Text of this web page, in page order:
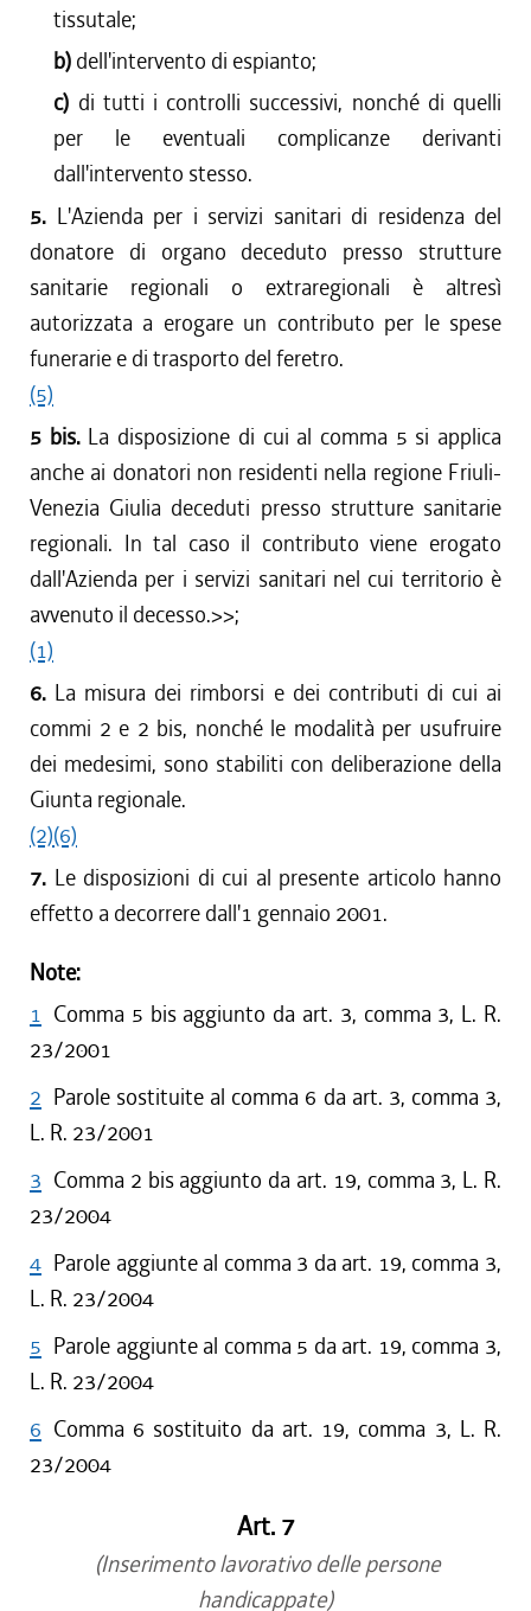
tissutale;
b) dell'intervento di espianto;
c) di tutti i controlli successivi, nonché di quelli
per le eventuali complicanze derivanti
dall'intervento stesso.
5. L'Azienda per i servizi sanitari di residenza del
donatore di organo deceduto presso strutture
sanitarie regionali o extraregionali è altresì
autorizzata a erogare un contributo per le spese
funerarie e di trasporto del feretro.
(5)
5 bis. La disposizione di cui al comma 5 si applica
anche ai donatori non residenti nella regione Friuli-
Venezia Giulia deceduti presso strutture sanitarie
regionali. In tal caso il contributo viene erogato
dall'Azienda per i servizi sanitari nel cui territorio è
avvenuto il decesso.>>;
(1)
6. La misura dei rimborsi e dei contributi di cui ai
commi 2 e 2 bis, nonché le modalità per usufruire
dei medesimi, sono stabiliti con deliberazione della
Giunta regionale.
(2)(6)
7. Le disposizioni di cui al presente articolo hanno
effetto a decorrere dall'1 gennaio 2001.
Note:
1 Comma 5 bis aggiunto da art. 3, comma 3, L. R.
23/2001
2 Parole sostituite al comma 6 da art. 3, comma 3,
L. R. 23/2001
3 Comma 2 bis aggiunto da art. 19, comma 3, L. R.
23/2004
4 Parole aggiunte al comma 3 da art. 19, comma 3,
L. R. 23/2004
5 Parole aggiunte al comma 5 da art. 19, comma 3,
L. R. 23/2004
6 Comma 6 sostituito da art. 19, comma 3, L. R.
23/2004
Art. 7
(Inserimento lavorativo delle persone
handicappate)